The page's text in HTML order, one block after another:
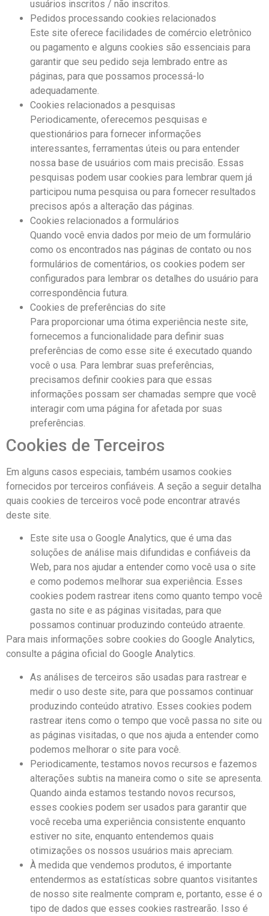
usuários inscritos / não inscritos.
Pedidos processando cookies relacionados
Este site oferece facilidades de comércio eletrônico
ou pagamento e alguns cookies são essenciais para
garantir que seu pedido seja lembrado entre as
páginas, para que possamos processá-lo
adequadamente.
Cookies relacionados a pesquisas
Periodicamente, oferecemos pesquisas e
questionários para fornecer informações
interessantes, ferramentas úteis ou para entender
nossa base de usuários com mais precisão. Essas
pesquisas podem usar cookies para lembrar quem já
participou numa pesquisa ou para fornecer resultados
precisos após a alteração das páginas.
Cookies relacionados a formulários
Quando você envia dados por meio de um formulário
como os encontrados nas páginas de contato ou nos
formulários de comentários, os cookies podem ser
configurados para lembrar os detalhes do usuário para
correspondência futura.
Cookies de preferências do site
Para proporcionar uma ótima experiência neste site,
fornecemos a funcionalidade para definir suas
preferências de como esse site é executado quando
você o usa. Para lembrar suas preferências,
precisamos definir cookies para que essas
informações possam ser chamadas sempre que você
interagir com uma página for afetada por suas
preferências.
Cookies de Terceiros
Em alguns casos especiais, também usamos cookies
fornecidos por terceiros confiáveis. A seção a seguir detalha
quais cookies de terceiros você pode encontrar através
deste site.
Este site usa o Google Analytics, que é uma das
soluções de análise mais difundidas e confiáveis ​​da
Web, para nos ajudar a entender como você usa o site
e como podemos melhorar sua experiência. Esses
cookies podem rastrear itens como quanto tempo você
gasta no site e as páginas visitadas, para que
possamos continuar produzindo conteúdo atraente.
Para mais informações sobre cookies do Google Analytics,
consulte a página oficial do Google Analytics.
As análises de terceiros são usadas para rastrear e
medir o uso deste site, para que possamos continuar
produzindo conteúdo atrativo. Esses cookies podem
rastrear itens como o tempo que você passa no site ou
as páginas visitadas, o que nos ajuda a entender como
podemos melhorar o site para você.
Periodicamente, testamos novos recursos e fazemos
alterações subtis na maneira como o site se apresenta.
Quando ainda estamos testando novos recursos,
esses cookies podem ser usados ​​para garantir que
você receba uma experiência consistente enquanto
estiver no site, enquanto entendemos quais
otimizações os nossos usuários mais apreciam.
À medida que vendemos produtos, é importante
entendermos as estatísticas sobre quantos visitantes
de nosso site realmente compram e, portanto, esse é o
tipo de dados que esses cookies rastrearão. Isso é